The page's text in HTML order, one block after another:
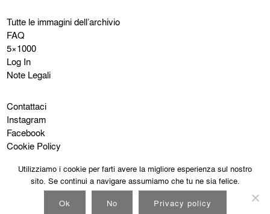
Tutte le immagini dell’archivio
FAQ
5×1000
Log In
Note Legali
Contattaci
Instagram
Facebook
Cookie Policy
Utilizziamo i cookie per farti avere la migliore esperienza sul nostro
sito. Se continui a navigare assumiamo che tu ne sia felice.
Ok
No Privacy policy